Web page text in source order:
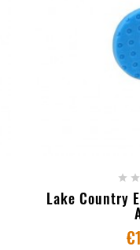
 
Lake Country